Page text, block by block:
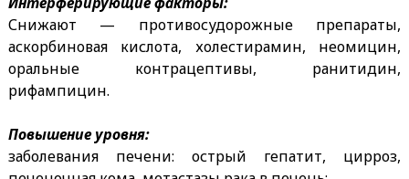
Снижают — противосудорожные препараты,
аскорбиновая кислота, холестирамин, неомицин,
оральные контрацептивы, ранитидин,
рифампицин.
Повышение уровня:
заболевания печени: острый гепатит, цирроз,